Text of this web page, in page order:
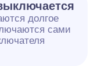
долгое
сами